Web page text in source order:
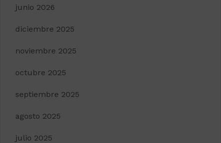
junio 2026
diciembre 2025
noviembre 2025
octubre 2025
septiembre 2025
agosto 2025
julio 2025